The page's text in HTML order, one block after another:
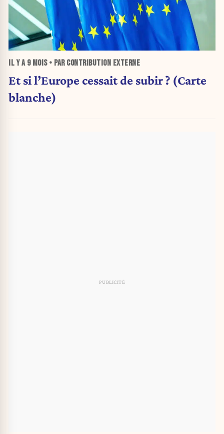
IL Y A 9 MOIS• PAR CONTRIBUTION EXTERNE
Et si l’Europe cessait de subir ? (Carte
blanche)